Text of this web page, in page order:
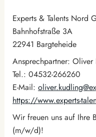
Experts & Talents Nord
Bahnhofstraße 3A
22941 Bargteheide
Ansprechpartner: Oliver
Tel.: 04532-266260
E-Mail:
https://www.experts-
Wir freuen uns auf Ihre
(m/w/d)!